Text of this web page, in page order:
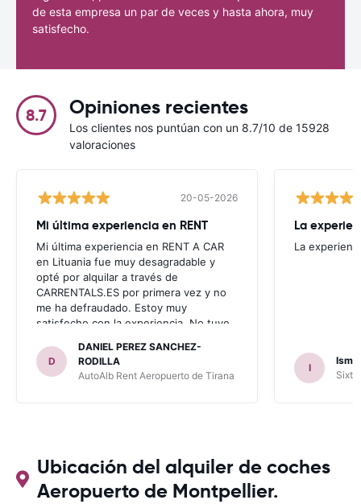
de esta empresa un par de veces y hasta ahora, muy
satisfecho.
8.7 Opiniones recientes
Los clientes nos puntúan con un 8.7/10 de 15928
valoraciones
20-05-2026
Mi última experiencia en RENT
Mi última experiencia en RENT A CAR
en Lituania fue muy desagradable y
opté por alquilar a través de
CARRENTALS.ES por primera vez y no
me ha defraudado. Estoy muy
satisfecho con la experiencia. No tuve
invitaron a adquirir un seguro (como
había leído en varios blog). En mis
anteriores viajes nunca había alquilado
para ALBANIA
D
DANIEL PEREZ SANCHEZ-
RODILLA
AutoAlb Rent Aeropuerto de Tirana
La
La
I
Sixt
Ubicación del alquiler de coches
Aeropuerto de Montpellier.